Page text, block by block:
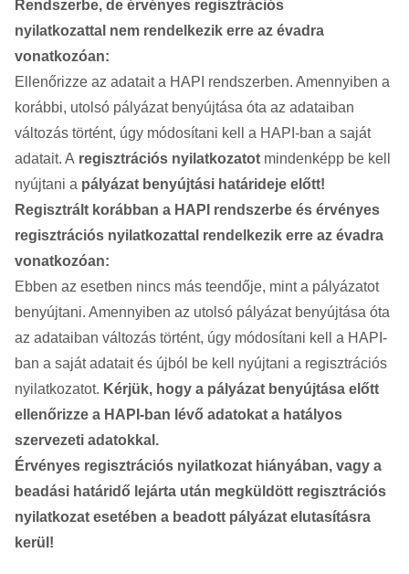
Rendszerbe, de érvényes regisztrációs
nyilatkozattal nem rendelkezik erre az évadra
vonatkozóan:
Ellenőrizze az adatait a HAPI rendszerben. Amennyiben a
korábbi, utolsó pályázat benyújtása óta az adataiban
változás történt, úgy módosítani kell a HAPI-ban a saját
adatait. A regisztrációs nyilatkozatot mindenképp be kell
nyújtani a pályázat benyújtási határideje előtt!
Regisztrált korábban a HAPI rendszerbe és érvényes
regisztrációs nyilatkozattal rendelkezik erre az évadra
vonatkozóan:
Ebben az esetben nincs más teendője, mint a pályázatot
benyújtani. Amennyiben az utolsó pályázat benyújtása óta
az adataiban változás történt, úgy módosítani kell a HAPI-
ban a saját adatait és újból be kell nyújtani a regisztrációs
nyilatkozatot. Kérjük, hogy a pályázat benyújtása előtt
ellenőrizze a HAPI-ban lévő adatokat a hatályos
szervezeti adatokkal.
Érvényes regisztrációs nyilatkozat hiányában, vagy a
beadási határidő lejárta után megküldött regisztrációs
nyilatkozat esetében a beadott pályázat elutasításra
kerül!